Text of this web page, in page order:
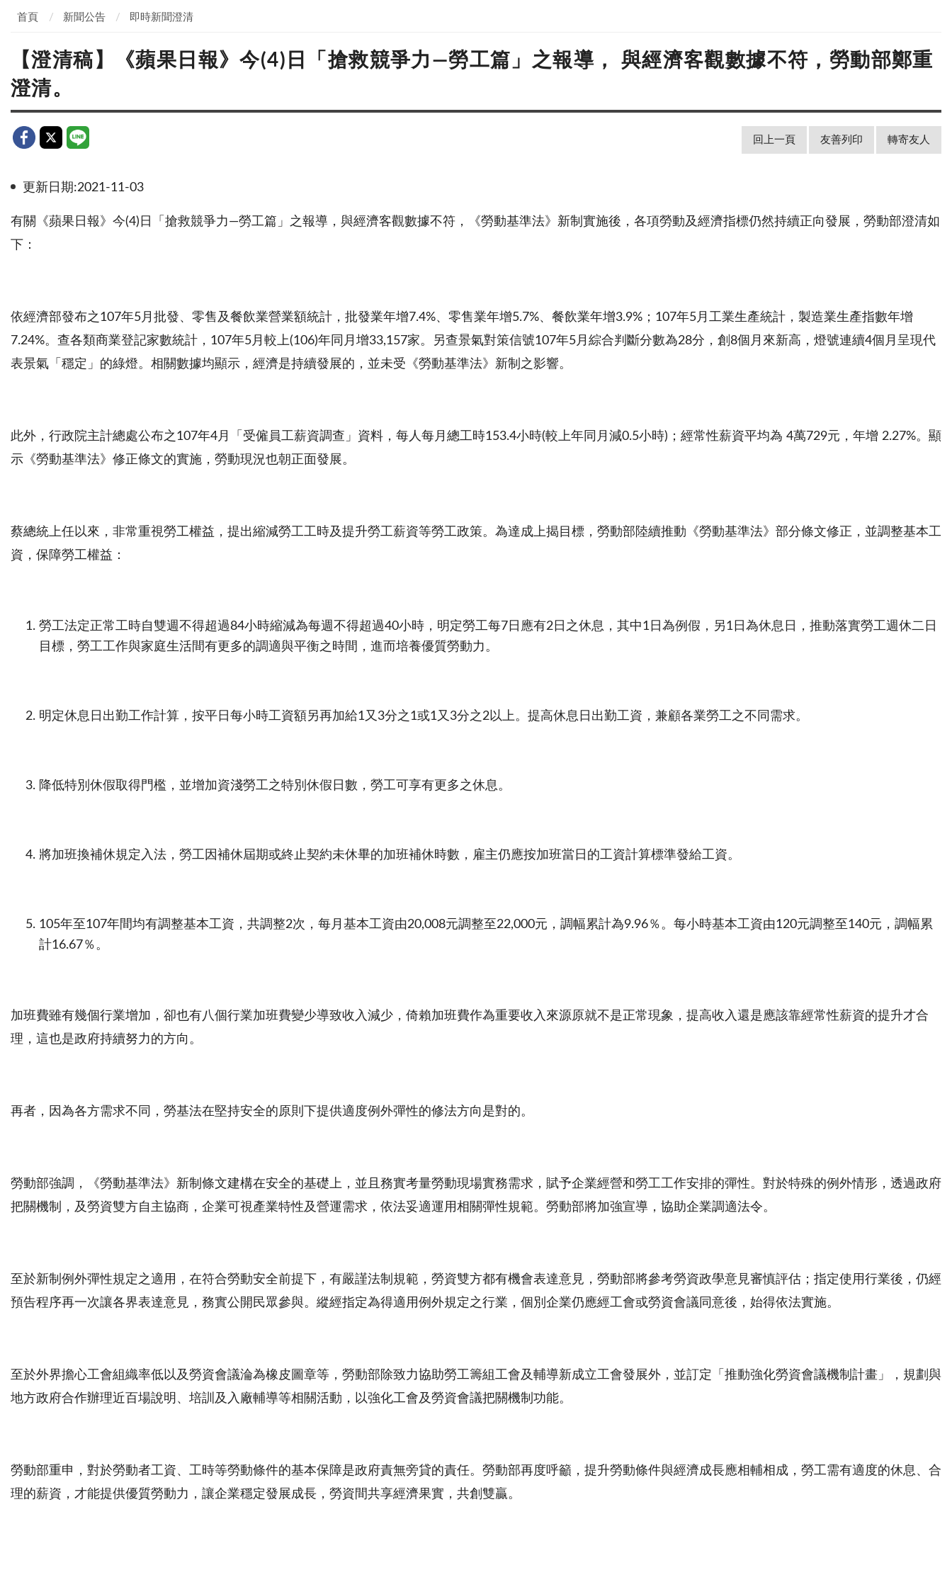
首頁 新聞公告 即時新聞澄清
【澄清稿】《蘋果日報》今(4)日「搶救競爭力—勞工篇」之報導， 與經濟客觀數據不符，勞動部鄭重
澄清。
回上一頁 友善列印 轉寄友人
更新日期:2021-11-03
有關《蘋果日報》今(4) 日「搶救競爭力—勞工篇」之報導，與經濟客觀數據不符，《勞動基準法》新制實施後，各項勞動及經濟指標仍然持續正向發展，勞動部澄清如
下：
依經濟部發布之 107年5月批發、零售及餐飲業營業額統計，批發業年增7.4%、零售業年增5.7%、餐飲業年增3.9% ； 107年5月工業生產統計，製造業生產指數年增
7.24%。查各類商業登記家數統計， 107年5月較上(106)年同月增33,157家。另查景氣對策信號107年5月綜合判斷分數為28分，創 8個月來新高，燈號連續4個月呈現代
表景氣「穩定」的綠燈。相關數據均顯示，經濟是持續發展的，並未受《勞動基準法》新制之影響。
此外，行政院主計總處公布之 107年4月「受僱員工薪資調查」資料，每人每月總工時153.4小時(較上年同月減0.5小時) ；經常性薪資平均為 4萬729元，年增 2.27%。顯
示《勞動基準法》修正條文的實施，勞動現況也朝正面發展。
蔡總統上任以來，非常重視勞工權益，提出縮減勞工工時及提升勞工薪資等勞工政策。為達成上揭目標，勞動部陸續推動《勞動基準法》部分條文修正，並調整基本工
資，保障勞工權益：
勞工法定正常工時自雙週不得超過84小時縮減為每週不得超過40小時，明定勞工每7 日應有2 日之休息，其中1 日為例假，另1 日為休息日，推動落實勞工週休二日
目標，勞工工作與家庭生活間有更多的調適與平衡之時間，進而培養優質勞動力。
明定休息日出勤工作計算，按平日每小時工資額另再加給1又 3分之 1或1又 3分之2以上。提高休息日出勤工資，兼顧各業勞工之不同需求。
降低特別休假取得門檻，並增加資淺勞工之特別休假日數，勞工可享有更多之休息。
將加班換補休規定入法，勞工因補休屆期或終止契約未休畢的加班補休時數，雇主仍應按加班當日的工資計算標準發給工資。
105年至107年間均有調整基本工資，共調整2次，每月基本工資由20,008元調整至22,000元，調幅累計為9.96％。每小時基本工資由120元調整至140元，調幅累
計16.67％。
加班費雖有幾個行業增加，卻也有八個行業加班費變少導致收入減少，倚賴加班費作為重要收入來源原就不是正常現象，提高收入還是應該靠經常性薪資的提升才合
理，這也是政府持續努力的方向。
再者，因為各方需求不同，勞基法在堅持安全的原則下提供適度例外彈性的修法方向是對的。
勞動部強調，《勞動基準法》新制條文建構在安全的基礎上，並且務實考量勞動現場實務需求，賦予企業經營和勞工工作安排的彈性。對於特殊的例外情形，透過政府
把關機制，及勞資雙方自主協商，企業可視產業特性及營運需求，依法妥適運用相關彈性規範。勞動部將加強宣導，協助企業調適法令。
至於新制例外彈性規定之適用，在符合勞動安全前提下，有嚴謹法制規範，勞資雙方都有機會表達意見，勞動部將參考勞資政學意見審慎評估；指定使用行業後，仍經
預告程序再一次讓各界表達意見，務實公開民眾參與。縱經指定為得適用例外規定之行業，個別企業仍應經工會或勞資會議同意後，始得依法實施。
至於外界擔心工會組織率低以及勞資會議淪為橡皮圖章等，勞動部除致力協助勞工籌組工會及輔導新成立工會發展外，並訂定「推動強化勞資會議機制計畫」，規劃與
地方政府合作辦理近百場說明、培訓及入廠輔導等相關活動，以強化工會及勞資會議把關機制功能。
勞動部重申，對於勞動者工資、工時等勞動條件的基本保障是政府責無旁貸的責任。勞動部再度呼籲，提升勞動條件與經濟成長應相輔相成，勞工需有適度的休息、合
理的薪資，才能提供優質勞動力，讓企業穩定發展成長，勞資間共享經濟果實，共創雙贏。